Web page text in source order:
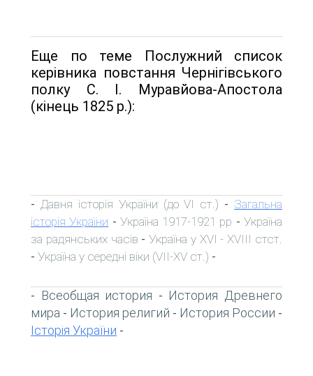
Еще по теме Послужний список
керівника повстання Чернігівського
полку С. І. Муравйова-Апостола
(кінець 1825 р.):
- Давня історія України (до VI ст.) - Загальна
історія України - Україна 1917-1921 рр -Україна
за радянських часів -Україна у XVI - XVIII стст.
- Україна у середні віки (VII-XV ст.) -
- Всеобщая история - История Древнего
мира - История религий - История России -
Історія України -